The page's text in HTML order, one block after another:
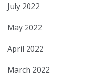
July 2022
May 2022
April 2022
March 2022